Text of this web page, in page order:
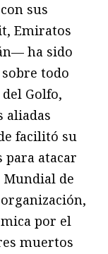
sus
Emiratos
ha sido
todo
Golfo,
aliadas
facilitó su
para atacar
Mundial de
por el
muertos